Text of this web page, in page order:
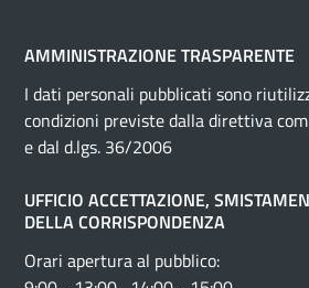
AMMINISTRAZIONE TRASPARENTE
I dati personali pubblicati sono
condizioni previste dalla direttiva
e dal d.lgs. 36/2006
UFFICIO ACCETTAZIONE,
DELLA CORRISPONDENZA
Orari apertura al pubblico: